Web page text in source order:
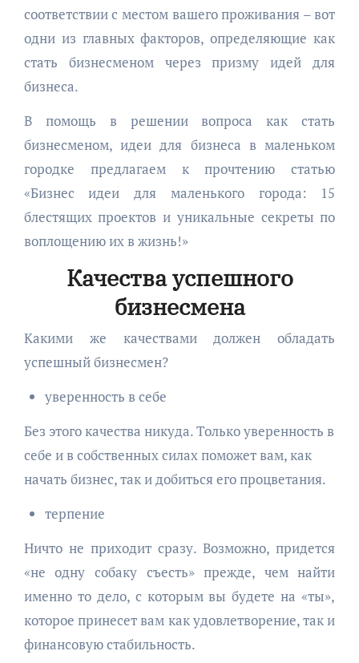
соответствии с местом вашего проживания – вот
одни из главных факторов, определяющие как
стать бизнесменом через призму идей для
бизнеса.
В помощь в решении вопроса как стать
бизнесменом, идеи для бизнеса в маленьком
городке предлагаем к прочтению статью
«Бизнес идеи для маленького города: 15
блестящих проектов и уникальные секреты по
воплощению их в жизнь!»
Качества успешного
бизнесмена
Какими же качествами должен обладать
успешный бизнесмен?
уверенность в себе
Без этого качества никуда. Только уверенность в
себе и в собственных силах поможет вам, как
начать бизнес, так и добиться его процветания.
терпение
Ничто не приходит сразу. Возможно, придется
«не одну собаку съесть» прежде, чем найти
именно то дело, с которым вы будете на «ты»,
которое принесет вам как удовлетворение, так и
финансовую стабильность.